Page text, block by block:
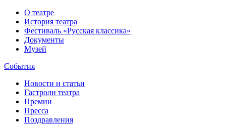
О театре
История театра
Фестиваль «Русская классика»
Документы
Музей
События
Новости и статьи
Гастроли театра
Премии
Пресса
Поздравления